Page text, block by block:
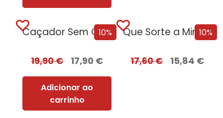
10%
Caçador Sem Coração
19,90€ 17,90 €
Adicionar ao
carrinho
10%
Que Sorte a Minha Tua – Edição...
17,60€ 15,84 €